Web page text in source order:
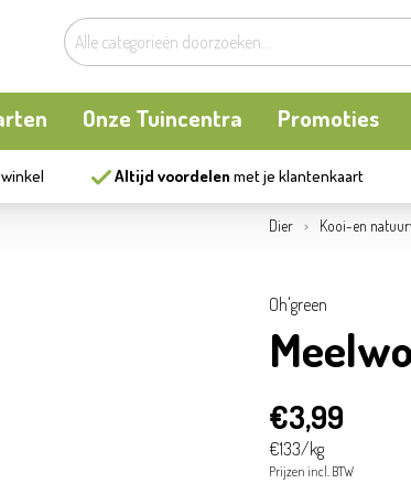
Onze Tuincentra Promoties
Tuininrichting
Bestrijding
Homewear
Altijd voordelen met je klantenkaart
Dier Kooi-en
Oh'green
€3,99
€133/kg
Prijzen incl. BTW